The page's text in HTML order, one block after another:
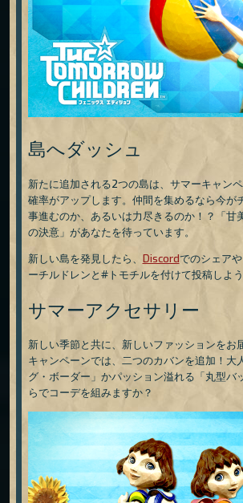
島へダッシュ
新たに追加される2つの島は、サマーキャン
確率がアップします。仲間を集めるなら今が
事進むのか、あるいは力尽きるのか！？「甘
の決意」があなたを待っています。
新しい島を発見したら、 Discordでのシェア
ーチルドレンと#トモチルを付けて投稿しよう
サマーアクセサリー
新しい季節と共に、新しいファッションをお
キャンペーンでは、二つのカバンを追加！大
グ・ボーダー」かパッション溢れる「丸型バ
らでコーデを組みますか？